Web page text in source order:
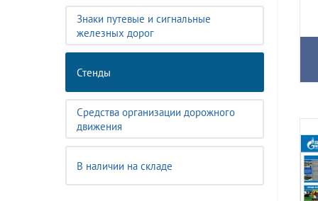
Знаки путевые и сигнальные
железных дорог
Стенды
Средства организации дорожного
движения
В наличии на складе